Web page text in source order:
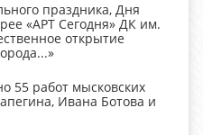
праздника, Дня
«АРТ Сегодня» ДК им.
открытие
55 работ мысковских
Ивана Ботова и